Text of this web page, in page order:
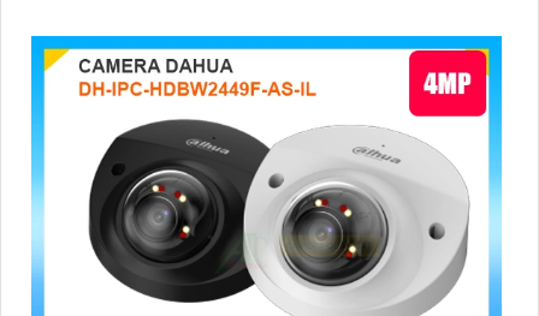
an ninh hiệu quả